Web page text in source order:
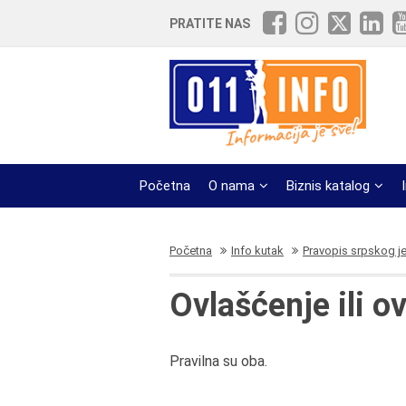
PRATITE NAS
Početna O nama Biznis katalog
Početna Info kutak Pravopis srpskog
Ovlašćenje ili
Pravilna su oba.